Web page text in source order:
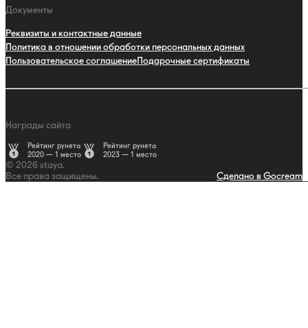
Документы
Реквизиты и контактные данные
Политика в отношении обработки персональных данных
Пользовательское соглашениеПодарочные сертификаты
Награды сайта
Рейтинг рунета
2020 — 1 место
Рейтинг рунета
2023 — 1 место
© 2026 staya.
Все права защищены.
Сделано в Gocream